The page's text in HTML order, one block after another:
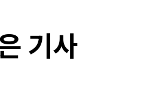
기사